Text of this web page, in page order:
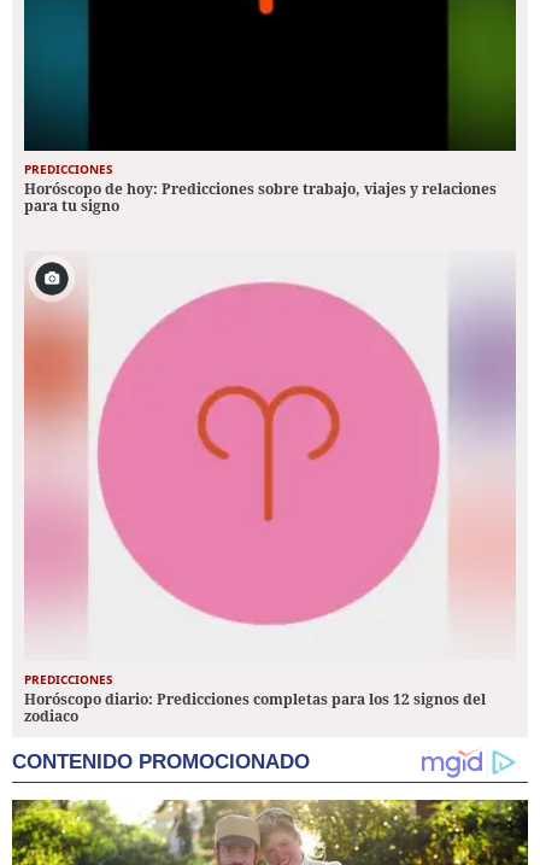
PREDICCIONES
Horóscopo de hoy: Predicciones sobre trabajo, viajes y relaciones
para tu signo
PREDICCIONES
Horóscopo diario: Predicciones completas para los 12 signos del
zodiaco
CONTENIDO PROMOCIONADO